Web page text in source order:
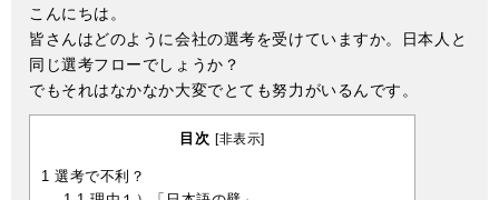
こんにちは。
皆さんはどのように会社の選考を受けていますか。日本人と
同じ選考フローでしょうか？
でもそれはなかなか大変でとても努力がいるんです。
目次 [非表示]
1 選考で不利？